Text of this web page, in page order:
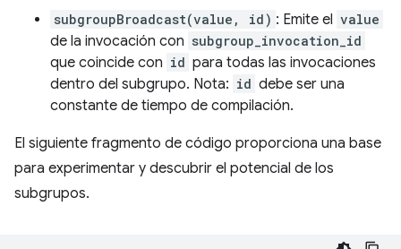
subgroupBroadcast(value, id) : Emite el value
de la invocación con subgroup_invocation_id
que coincide con id para todas las invocaciones
dentro del subgrupo. Nota: id debe ser una
constante de tiempo de compilación.
El siguiente fragmento de código proporciona una base
para experimentar y descubrir el potencial de los
subgrupos.